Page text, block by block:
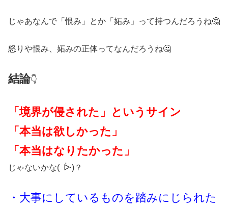
じゃあなんで「恨み」とか「妬み」って持つんだろうね🤔
怒りや恨み、妬みの正体ってなんだろうね🤔
結論👇
「境界が侵された」というサイン
「本当は欲しかった」
「本当はなりたかった」
じゃないかな( ᐕ)？
・大事にしているものを踏みにじられた